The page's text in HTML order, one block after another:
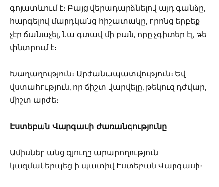
գոյատևում է։ Բայց վերադարձնելով այդ գանձը,
հարգելով մարդկանց հիշատակը, որոնց երբեք
չէր ճանաչել, նա գտավ մի բան, որը չգիտեր էլ, թե
փնտրում է։
Խաղաղություն։ Արժանապատվություն։ Եվ
վստահություն, որ ճիշտ վարվելը, թեկուզ դժվար,
միշտ արժե։
Էստեբան Վարգասի ժառանգությունը
Ամիսներ անց գյուղը արարողություն
կազմակերպեց ի պատիվ Էստեբան Վարգասի։